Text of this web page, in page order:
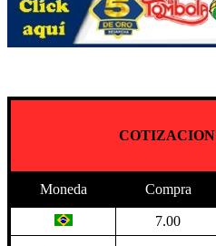
COTIZACION
Moneda Compra
7.00